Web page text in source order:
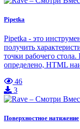
Pipetka
Pipetka - это
получить
точки рабочего
определено, HTML
46
3
Поверхностное натяжение